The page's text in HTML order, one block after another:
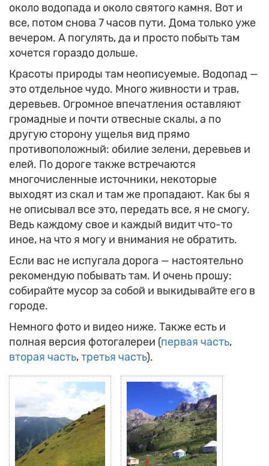
около водопада и около святого камня. Вот и
все, потом снова 7 часов пути. Дома только уже
вечером. А погулять, да и просто побыть там
хочется гораздо дольше.
Красоты природы там неописуемые. Водопад —
это отдельное чудо. Много живности и трав,
деревьев. Огромное впечатления оставляют
громадные и почти отвесные скалы, а по
другую сторону ущелья вид прямо
противоположный: обилие зелени, деревьев и
елей. По дороге также встречаются
многочисленные источники, некоторые
выходят из скал и там же пропадают. Как бы я
не описывал все это, передать все, я не смогу.
Ведь каждому свое и каждый видит что-то
иное, на что я могу и внимания не обратить.
Если вас не испугала дорога — настоятельно
рекомендую побывать там. И очень прошу:
собирайте мусор за собой и выкидывайте его в
городе.
Немного фото и видео ниже. Также есть и
полная версия фотогалереи (первая часть,
вторая часть,третья часть).